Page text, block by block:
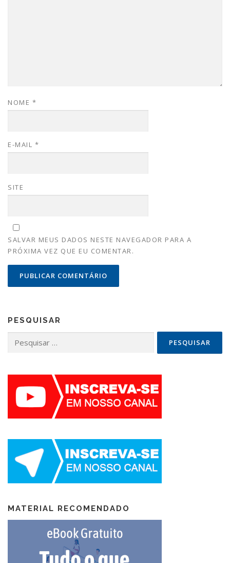
NOME *
E-MAIL *
SITE
SALVAR MEUS DADOS NESTE NAVEGADOR PARA A
PRÓXIMA VEZ QUE EU COMENTAR.
PESQUISAR
por:
MATERIAL RECOMENDADO